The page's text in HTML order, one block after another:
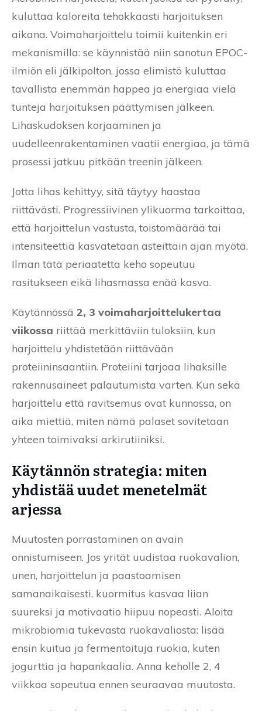
kuluttaa kaloreita tehokkaasti harjoituksen
aikana. Voimaharjoittelu toimii kuitenkin eri
mekanismilla: se käynnistää niin sanotun EPOC-
ilmiön eli jälkipolton, jossa elimistö kuluttaa
tavallista enemmän happea ja energiaa vielä
tunteja harjoituksen päättymisen jälkeen.
Lihaskudoksen korjaaminen ja
uudelleenrakentaminen vaatii energiaa, ja tämä
prosessi jatkuu pitkään treenin jälkeen.
Jotta lihas kehittyy, sitä täytyy haastaa
riittävästi. Progressiivinen ylikuorma tarkoittaa,
että harjoittelun vastusta, toistomäärää tai
intensiteettiä kasvatetaan asteittain ajan myötä.
Ilman tätä periaatetta keho sopeutuu
rasitukseen eikä lihasmassa enää kasva.
Käytännössä 2, 3 voimaharjoittelukertaa
viikossa riittää merkittäviin tuloksiin, kun
harjoittelu yhdistetään riittävään
proteiininsaantiin. Proteiini tarjoaa lihaksille
rakennusaineet palautumista varten. Kun sekä
harjoittelu että ravitsemus ovat kunnossa, on
aika miettiä, miten nämä palaset sovitetaan
yhteen toimivaksi arkirutiiniksi.
Käytännön strategia: miten
yhdistää uudet menetelmät
arjessa
Muutosten porrastaminen on avain
onnistumiseen. Jos yrität uudistaa ruokavalion,
unen, harjoittelun ja paastoamisen
samanaikaisesti, kuormitus kasvaa liian
suureksi ja motivaatio hiipuu nopeasti. Aloita
mikrobiomia tukevasta ruokavaliosta: lisää
ensin kuitua ja fermentoituja ruokia, kuten
jogurttia ja hapankaalia. Anna keholle 2, 4
viikkoa sopeutua ennen seuraavaa muutosta.